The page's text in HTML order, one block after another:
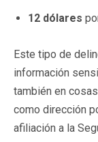
12 dólares
Este tipo de
información
también en
como dirección
afiliación a la